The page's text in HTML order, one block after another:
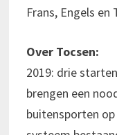
Frans, Engels en
Over Tocsen:
2019: drie
brengen een
buitensporten